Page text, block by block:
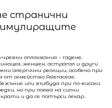
странични
оплаквания – гадене,
женшен, астрагал и други
алергични реакции, особено при
семейство Asteraceae.
или възбуда при по-високи
но при поява на силни
и да се потърси лекар.